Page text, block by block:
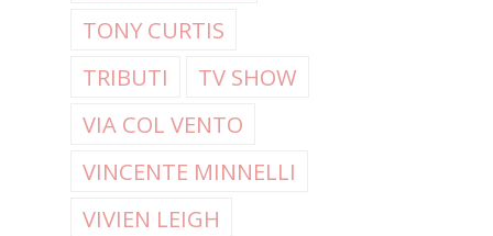
TONY CURTIS
TRIBUTI
TV SHOW
VIA COL VENTO
VINCENTE MINNELLI
VIVIEN LEIGH